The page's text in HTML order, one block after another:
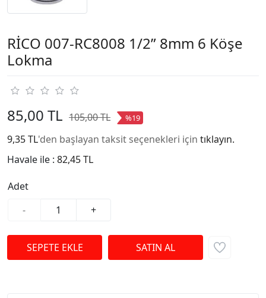
RİCO 007-RC8008 1/2” 8mm 6 Köşe
Lokma
85,00 TL 105,00 TL %19
9,35 TL'den başlayan taksit seçenekleri için tıklayın.
Havale ile : 82,45 TL
Adet
-
+